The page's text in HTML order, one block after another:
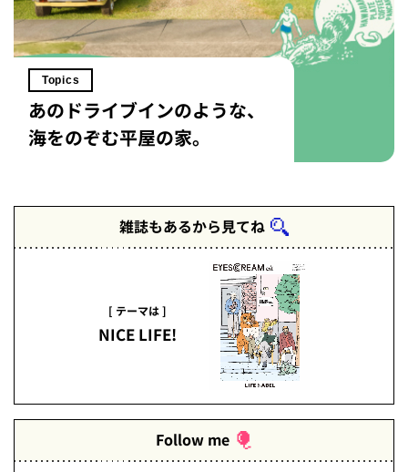
Topics
あのドライブインのような、
海をのぞむ平屋の家。
雑誌もあるから見てね
[ テーマは ]
NICE LIFE!
Follow me